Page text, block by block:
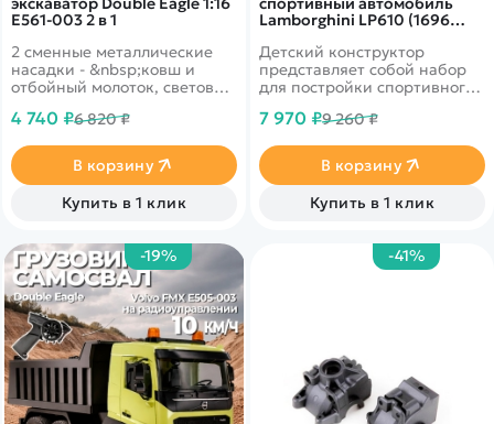
Lamborghini LP610 (1696
Детский конструктор
представляет собой набор
для постройки спортивного
LP610 и содержит 1696
7 970 ₽9 260 ₽
В корзину
Купить в 1 клик
E561-003 2 в 1
2 сменные металлические
насадки - &nbsp;ковш и
отбойный молоток, световые
4 740 ₽6 820 ₽
В корзину
Купить в 1 клик
-19% -41%